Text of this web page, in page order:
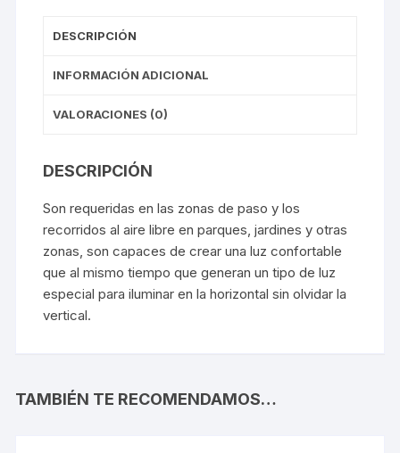
DESCRIPCIÓN
INFORMACIÓN ADICIONAL
VALORACIONES (0)
DESCRIPCIÓN
Son requeridas en las zonas de paso y los
recorridos al aire libre en parques, jardines y otras
zonas, son capaces de crear una luz confortable
que al mismo tiempo que generan un tipo de luz
especial para iluminar en la horizontal sin olvidar la
vertical.
TAMBIÉN TE RECOMENDAMOS…